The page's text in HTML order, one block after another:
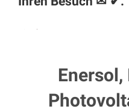
Enersol,